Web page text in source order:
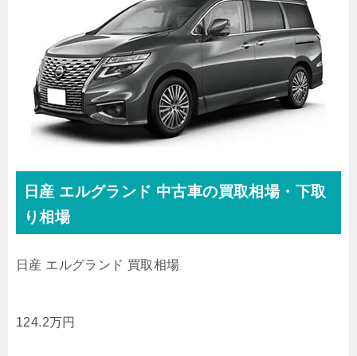
日産 エルグランド 中古車の買取相場・下取
り相場
日産 エルグランド 買取相場
124.2万円